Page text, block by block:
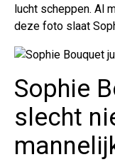
lucht scheppen. Al
deze foto slaat
Sophie
slecht